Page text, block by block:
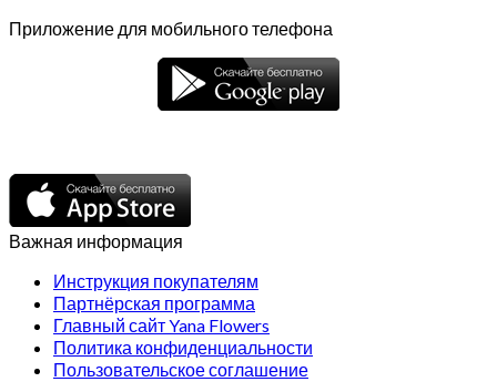
Приложение для мобильного телефона
Важная информация
Инструкция покупателям
Партнёрская программа
Главный сайт Yana Flowers
Политика конфиденциальности
Пользовательское соглашение